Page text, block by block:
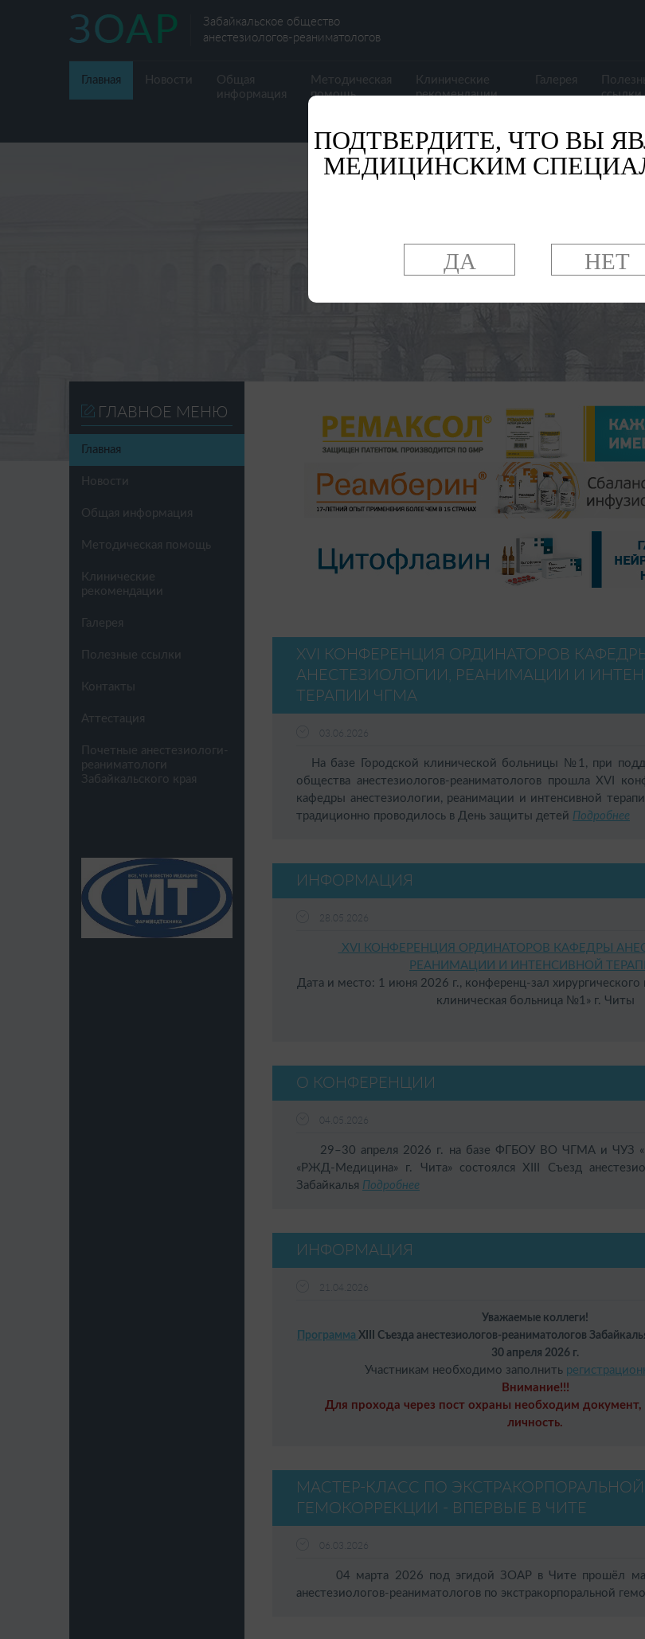
Забайкальское общество
анестезиологов-реаниматологов
Главная Новости
Общая
информация
Методическая
помощь
Клинические
рекомендации
Галерея
ссылки
ГЛАВНОЕ МЕНЮ
Главная
Новости
Общая информация
Методическая помощь
Клинические
рекомендации
Галерея
Полезные ссылки
Контакты
Аттестация
Почетные анестезиологи-
реаниматологи
Забайкальского края
XVI КОНФЕРЕНЦИЯ ОРДИНАТОРОВ
АНЕСТЕЗИОЛОГИИ, РЕАНИМАЦИИ И
ТЕРАПИИ ЧГМА
03.06.2026
На базе Городской клинической больницы №1, при
общества анестезиологов-реаниматологов прошла XVI
кафедры анестезиологии, реанимации и интенсивной
традиционно проводилось в День защиты детей Подробнее
ИНФОРМАЦИЯ
28.05.2026
ХVI КОНФЕРЕНЦИЯ ОРДИНАТОРОВ КАФЕДРЫ
РЕАНИМАЦИИ И ИНТЕНСИВНОЙ
Дата и место: 1 июня 2026 г., конференц-зал хирургического
клиническая больница №1» г. Читы
О КОНФЕРЕНЦИИ
04.05.2026
29–30 апреля 2026 г. на базе ФГБОУ ВО ЧГМА и ЧУЗ
«РЖД-Медицина» г. Чита» состоялся XIII Съезд
Забайкалья Подробнее
ИНФОРМАЦИЯ
21.04.2026
Уважаемые коллеги!
Программа XIII Съезда анестезиологов-реаниматологов
30 апреля 2026 г.
Участникам необходимо заполнить
Внимание!!!
Для прохода через пост охраны необходим
личность.
МАСТЕР-КЛАСС ПО ЭКСТРАКОРПОРАЛЬНОЙ
ГЕМОКОРРЕКЦИИ - ВПЕРВЫЕ В ЧИТЕ
06.03.2026
04 марта 2026 под эгидой ЗОАР в Чите прошёл
анестезиологов-реаниматологов по экстракорпоральной
ПОДТВЕРДИТЕ, ЧТО ВЫ
МЕДИЦИНСКИМ
ДА НЕТ